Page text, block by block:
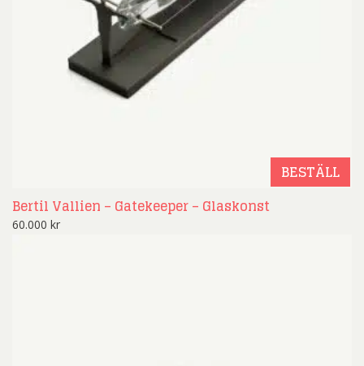
BESTÄLL
Bertil Vallien – Gatekeeper – Glaskonst
60.000 kr